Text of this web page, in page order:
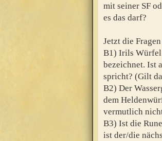
mit seiner SF
es das darf?
Jetzt die
B1) Irils Würfel
bezeichnet. Ist
spricht? (Gilt
B2) Der
dem
vermutlich
B3) Ist die
ist der/die